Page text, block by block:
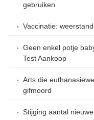
gebruiken
Vaccinatie:
Geen enkel potje
Test Aankoop
Arts die
gifmoord
Stijging aantal